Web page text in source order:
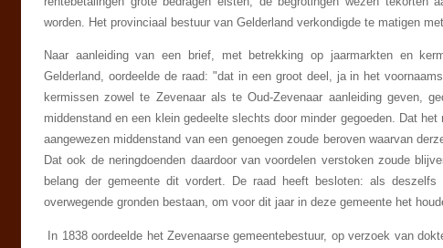
worden. Het provinciaal bestuur van Gelderland verkondigde te matigen
Naar aanleiding van een brief, met betrekking op jaarmarkten en
Gelderland, oordeelde de raad: "dat in een groot deel, ja in het
kermissen zowel te Zevenaar als te Oud-Zevenaar aanleiding geven,
middenstand en een klein gedeelte slechts door minder gegoeden. Dat
aangewezen middenstand van een genoegen zoude beroven waarvan
Dat ook de neringdoenden daardoor van voordelen verstoken zoude
belang der gemeente dit vordert. De raad heeft besloten: als
overwegende gronden bestaan, om voor dit jaar in deze gemeente het
In 1838 oordeelde het Zevenaarse gemeentebestuur, op verzoek van